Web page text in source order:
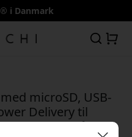
i Danmark
microSD, USB-
Delivery til
- Rumgrå